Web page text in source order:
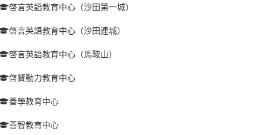
啓言英語教育中心（沙田第一城）
啓言英語教育中心（沙田連城）
啓言英語教育中心（馬鞍山）
啓賢動力教育中心
善學教育中心
善智教育中心